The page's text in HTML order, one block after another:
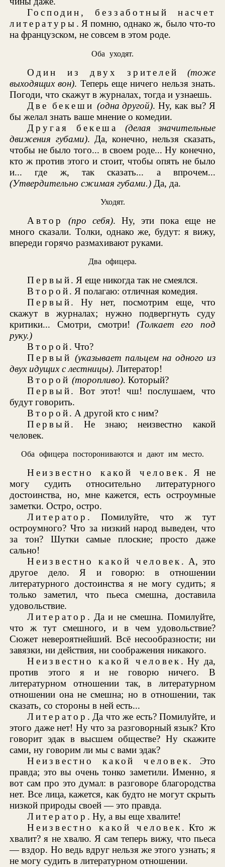
Господин, беззаботный насчет
литературы . Я помню, однако ж, было что-то
на французском, не совсем в этом роде.
Оба уходят.
Один из двух зрителей
(тоже
выходящих вон). Теперь еще ничего нельзя знать.
Погоди, что скажут в журналах, тогда и узнаешь.
Две бекеши (одна другой). Ну, как вы? Я
бы желал знать ваше мнение о комедии.
Другая бекеша
(делая значительные
движения губами). Да, конечно, нельзя сказать,
чтобы не было того... в своем роде... Ну конечно,
кто ж против этого и стоит, чтобы опять не было
и... где ж, так сказать... а впрочем...
(Утвердительно сжимая губами.) Да, да.
Уходят.
Автор (про себя). Ну, эти пока еще не
много сказали. Толки, однако же, будут: я вижу,
впереди горячо размахивают руками.
Два офицера.
Первый. Я еще никогда так не смеялся.
Второй. Я полагаю: отличная комедия.
Первый. Ну нет, посмотрим еще, что
скажут в журналах; нужно подвергнуть суду
критики... Смотри, смотри!(Толкает его под
руку.)
Второй. Что?
Первый (указывает пальцем на одного из
двух идущих с лестницы). Литератор!
Второй (торопливо). Который?
Первый. Вот этот! чш! послушаем, что
будут говорить.
Второй. А другой кто с ним?
Первый. Не знаю; неизвестно какой
человек.
Оба офицера посторониваются и дают им место.
Неизвестно какой человек. Я не
могу судить относительно литературного
достоинства, но, мне кажется, есть остроумные
заметки. Остро, остро.
Литератор . Помилуйте, что ж тут
остроумного? Что за низкий народ выведен, что
за тон? Шутки самые плоские; просто даже
сально!
Неизвестно какой человек. А, это
другое дело. Я и говорю: в отношении
литературного достоинства я не могу судить; я
только заметил, что пьеса смешна, доставила
удовольствие.
Литератор . Да и не смешна. Помилуйте,
что ж тут смешного, и в чем удовольствие?
Сюжет невероятнейший. Всё несообразности; ни
завязки, ни действия, ни соображения никакого.
Неизвестно какой человек. Ну да,
против этого я и не говорю ничего. В
литературном отношении так, в литературном
отношении она не смешна; но в отношении, так
сказать, со стороны в ней есть...
Литератор . Да что же есть? Помилуйте, и
этого даже нет! Ну что за разговорный язык? Кто
говорит эдак в высшем обществе? Ну скажите
сами, ну говорим ли мы с вами эдак?
Неизвестно какой человек. Это
правда; это вы очень тонко заметили. Именно, я
вот сам про это думал: в разговоре благородства
нет. Все лица, кажется, как будто не могут скрыть
низкой природы своей — это правда.
Литератор . Ну, а вы еще хвалите!
Неизвестно какой человек. Кто ж
хвалит? я не хвалю. Я сам теперь вижу, что пьеса
— вздор. Но ведь вдруг нельзя же этого узнать; я
не могу судить в литературном отношении.